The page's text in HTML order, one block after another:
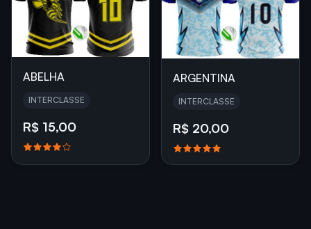
ABELHA
INTERCLASSE
R$ 15,00
ARGENTINA
INTERCLASSE
R$ 20,00